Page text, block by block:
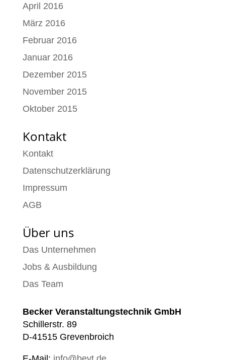
April 2016
März 2016
Februar 2016
Januar 2016
Dezember 2015
November 2015
Oktober 2015
Kontakt
Kontakt
Datenschutzerklärung
Impressum
AGB
Über uns
Das Unternehmen
Jobs & Ausbildung
Das Team
Becker Veranstaltungstechnik GmbH
Schillerstr. 89
D-41515 Grevenbroich